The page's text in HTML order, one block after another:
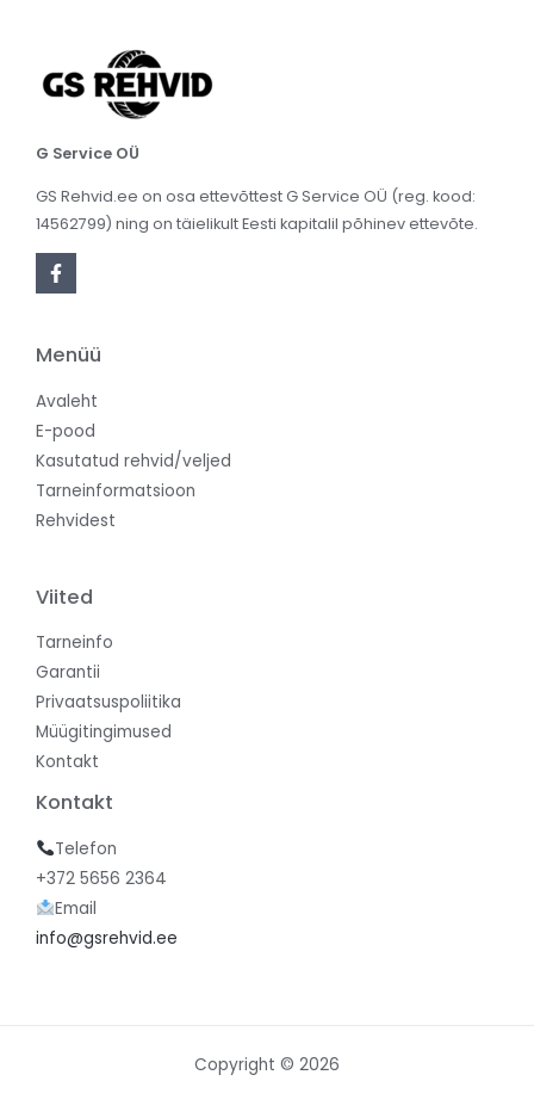
G Service OÜ
GS Rehvid.ee on osa ettevõttest G Service OÜ (reg. kood:
14562799) ning on täielikult Eesti kapitalil põhinev ettevõte.
Menüü
Avaleht
E-pood
Kasutatud rehvid/veljed
Tarneinformatsioon
Rehvidest
Viited
Tarneinfo
Garantii
Privaatsuspoliitika
Müügitingimused
Kontakt
Kontakt
Telefon
+372 5656 2364
Email
info@gsrehvid.ee
Copyright © 2026